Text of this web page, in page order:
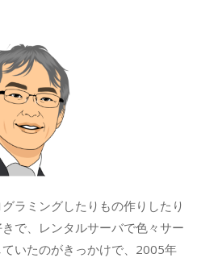
ラミングしたりもの作りしたり
で、レンタルサーバで色々サー
ていたのがきっかけで、2005年